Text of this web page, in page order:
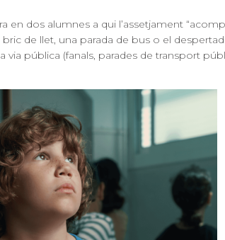
dos alumnes a qui l’assetjament
de llet, una parada de bus o el
pública (fanals, parades de transport